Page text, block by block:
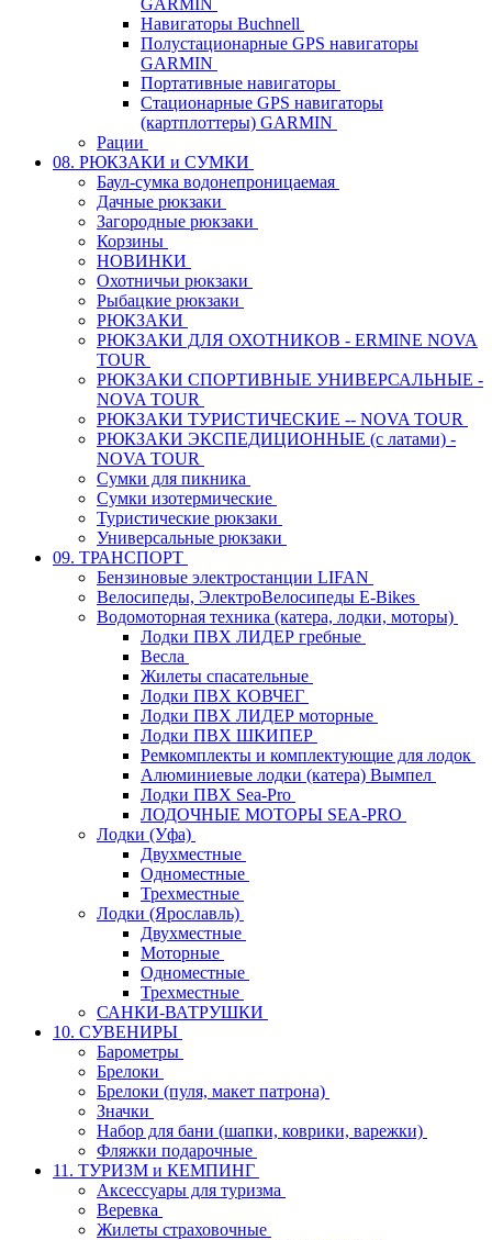
GARMIN
Навигаторы Buchnell
Полустационарные GPS навигаторы
GARMIN
Портативные навигаторы
Стационарные GPS навигаторы
(картплоттеры) GARMIN
Рации
08. РЮКЗАКИ и СУМКИ
Баул-сумка водонепроницаемая
Дачные рюкзаки
Загородные рюкзаки
Корзины
НОВИНКИ
Охотничьи рюкзаки
Рыбацкие рюкзаки
РЮКЗАКИ
РЮКЗАКИ ДЛЯ ОХОТНИКОВ - ERMINE NOVA
TOUR
РЮКЗАКИ СПОРТИВНЫЕ УНИВЕРСАЛЬНЫЕ -
NOVA TOUR
РЮКЗАКИ ТУРИСТИЧЕСКИЕ -- NOVA TOUR
РЮКЗАКИ ЭКСПЕДИЦИОННЫЕ (с латами) -
NOVA TOUR
Сумки для пикника
Сумки изотермические
Туристические рюкзаки
Универсальные рюкзаки
09. ТРАНСПОРТ
Бензиновые электростанции LIFAN
Велосипеды, ЭлектроВелосипеды E-Bikes
Водомоторная техника (катера, лодки, моторы)
Лодки ПВХ ЛИДЕР гребные
Весла
Жилеты спасательные
Лодки ПВХ КОВЧЕГ
Лодки ПВХ ЛИДЕР моторные
Лодки ПВХ ШКИПЕР
Ремкомплекты и комплектующие для лодок
Алюминиевые лодки (катера) Вымпел
Лодки ПВХ Sea-Pro
ЛОДОЧНЫЕ МОТОРЫ SEA-PRO
Лодки (Уфа)
Двухместные
Одноместные
Трехместные
Лодки (Ярославль)
Двухместные
Моторные
Одноместные
Трехместные
САНКИ-ВАТРУШКИ
10. СУВЕНИРЫ
Барометры
Брелоки
Брелоки (пуля, макет патрона)
Значки
Набор для бани (шапки, коврики, варежки)
Фляжки подарочные
11. ТУРИЗМ и КЕМПИНГ
Аксессуары для туризма
Веревка
Жилеты страховочные